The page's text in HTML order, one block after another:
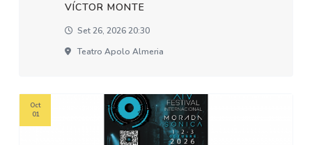
VÍCTOR MONTE
Set 26, 2026 20:30
Teatro Apolo Almeria
Oct
01